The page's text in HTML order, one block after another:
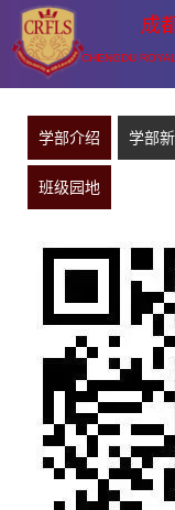
成
CHENGDU
学部介绍 学部
班级园地